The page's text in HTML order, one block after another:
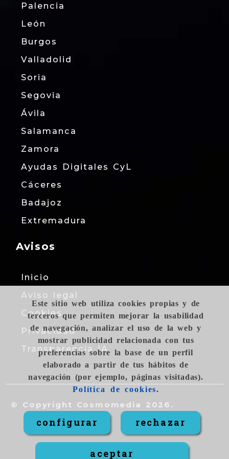
Este sitio web utiliza cookies propias y de
terceros que permiten mejorar la usabilidad
de navegación, analizar el uso de la web y
mostrar publicidad relacionada con tus
preferencias sobre la base de un perfil
elaborado a partir de tus hábitos de
navegación (por ejemplo, páginas visitadas).
Política de cookies.
configurar rechazar
aceptar
Palencia
León
Burgos
Valladolid
Soria
Segovia
Ávila
Salamanca
Zamora
Ayudas Digitales CyL
Cáceres
Badajoz
Extremadura
Avisos
Inicio
Aviso legal
Cookies
Privacidad
Transparencia IA
© Copyright Cosmomedia 2026.